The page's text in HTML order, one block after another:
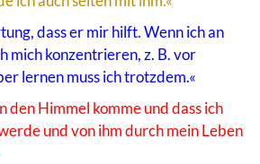
dass er mir hilft. Wenn ich an
mich konzentrieren, z. B. vor
lernen muss ich trotzdem.«
den Himmel komme und dass ich
und von ihm durch mein Leben